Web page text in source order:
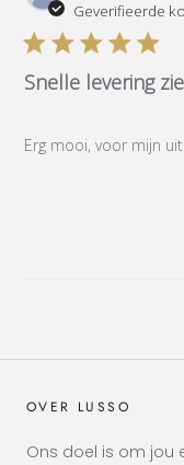
Geverifieerde
Snelle levering
Erg mooi, voor mijn
OVER LUSSO
Ons doel is om jou